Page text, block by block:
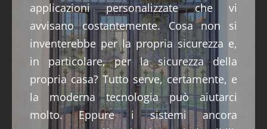
applicazioni personalizzate che vi
avvisano costantemente. Cosa non si
inventerebbe per la propria sicurezza e,
in particolare, per la sicurezza della
propria casa? Tutto serve, certamente, e
la moderna tecnologia può aiutarci
molto. Eppure i sistemi ancora